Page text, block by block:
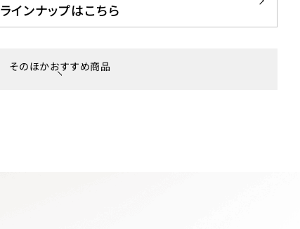
ラインナップはこちら
そのほかおすすめ商品